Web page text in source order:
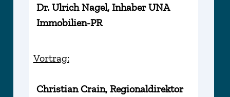
Dr. Ulrich Nagel, Inhaber UNA
Immobilien-PR
Vortrag:
Christian Crain, Regionaldirektor